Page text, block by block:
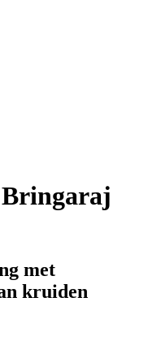
Bringaraj
met
kruiden